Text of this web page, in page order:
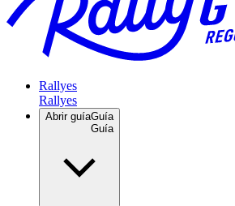
Rallyes
Abrir guíaGuía